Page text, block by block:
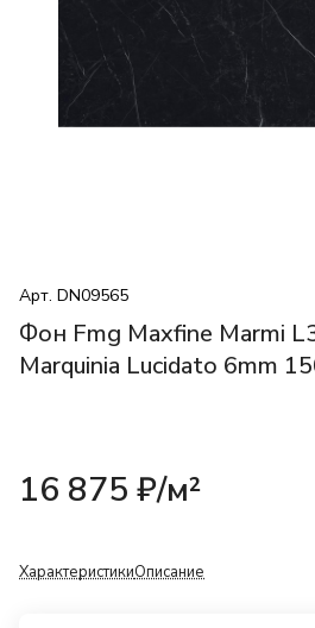
Арт. DN09565
Фон Fmg Maxfine Marmi
Marquinia Lucidato 6mm
16 875 ₽/м²
ХарактеристикиОписание